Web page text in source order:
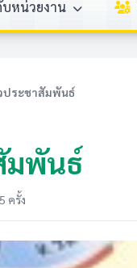
บหน่วยงาน
ประชาสัมพันธ์
มพันธ์
ครั้ง